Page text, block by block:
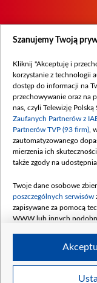
Szanujemy Twoją
Kliknij "Akceptuję i
korzystanie z technologii
dostęp do informacji na
przechowywanie oraz na
nas, czyli Telewizję Polską
Zaufanych Partnerów z
Partnerów TVP (93 firm) ,
zautomatyzowanego
mierzenia ich
także zgody na
Twoje dane osobowe
poszczególnych serwisów
zapisywane za pomocą
WWW lub innych
Twoje dane osobowe